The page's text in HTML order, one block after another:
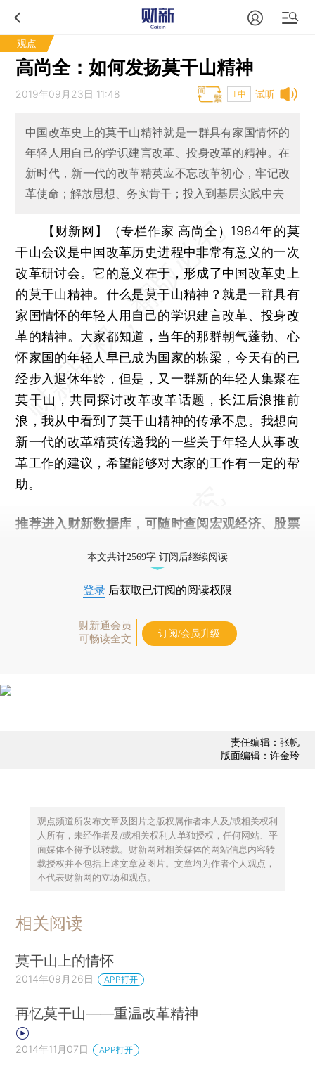
观点
高尚全：如何发扬莫干山精神
试听
2019年09月23日 11:48 T中
中国改革史上的莫干山精神就是一群具有家国情怀的
年轻人用自己的学识建言改革、投身改革的精神。在
新时代，新一代的改革精英应不忘改革初心，牢记改
革使命；解放思想、务实肯干；投入到基层实践中去
【财新网】（专栏作家 高尚全） 1984年的莫
干山会议是中国改革历史进程中非常有意义的一次
改革研讨会。它的意义在于，形成了中国改革史上
的莫干山精神。什么是莫干山精神？就是一群具有
家国情怀的年轻人用自己的学识建言改革、投身改
革的精神。大家都知道，当年的那群朝气蓬勃、心
怀家国的年轻人早已成为国家的栋梁，今天有的已
经步入退休年龄，但是，又一群新的年轻人集聚在
莫干山，共同探讨改革改革话题，长江后浪推前
浪，我从中看到了莫干山精神的传承不息。我想向
新一代的改革精英传递我的一些关于年轻人从事改
革工作的建议，希望能够对大家的工作有一定的帮
助。
推荐进入 财新数据库 ，可随时查阅宏观经济、股票
本文共计2569字 订阅后继续阅读
登录 后获取已订阅的阅读权限
财新通会员
可畅读全文
订阅/会员升级
责任编辑：张帆
版面编辑：许金玲
观点频道所发布文章及图片之版权属作者本人及/或相关权利
人所有，未经作者及/或相关权利人单独授权，任何网站、平
面媒体不得予以转载。财新网对相关媒体的网站信息内容转
载授权并不包括上述文章及图片。文章均为作者个人观点，
不代表财新网的立场和观点。
相关阅读
莫干山上的情怀
2014年09月26日 APP打开
再忆莫干山——重温改革精神
2014年11月07日 APP打开